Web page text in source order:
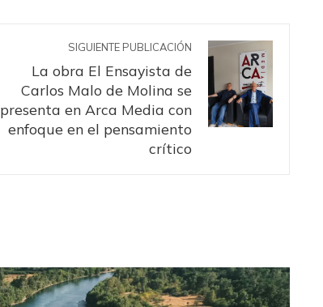
SIGUIENTE PUBLICACIÓN
La obra El Ensayista de
Carlos Malo de Molina se
presenta en Arca Media con
enfoque en el pensamiento
crítico